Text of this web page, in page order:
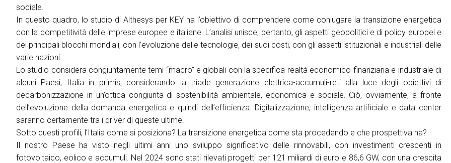
VISITARE
Perchè visitare
Info utili visitatori
Catalogo espositori
Area riservata visitatori
Biglietti
EVENTI
On Demand
Call for paper
Comitato Tecnico Scientifico
Palinsesto Convegnistico
sociale.
In questo quadro, lo studio di Althesys per KEY ha l’obiettivo di comprendere come coniugare la transizione energetica
con la competitività delle imprese europee e italiane. L’analisi unisce, pertanto, gli aspetti geopolitici e di policy europei e
dei principali blocchi mondiali, con l’evoluzione delle tecnologie, dei suoi costi, con gli assetti istituzionali e industriali delle
varie nazioni.
Lo studio considera congiuntamente temi “macro” e globali con la specifica realtà economico-finanziaria e industriale di
alcuni Paesi, Italia in primis, considerando la triade generazione elettrica-accumuli-reti alla luce degli obiettivi di
decarbonizzazione in un’ottica congiunta di sostenibilità ambientale, economica e sociale. Ciò, ovviamente, a fronte
dell’evoluzione della domanda energetica e quindi dell’efficienza. Digitalizzazione, intelligenza artificiale e data center
saranno certamente tra i driver di queste ultime.
Sotto questi profili, l’Italia come si posiziona? La transizione energetica come sta procedendo e che prospettiva ha?
Il nostro Paese ha visto negli ultimi anni uno sviluppo significativo delle rinnovabili, con investimenti crescenti in
fotovoltaico, eolico e accumuli. Nel 2024 sono stati rilevati progetti per 121 miliardi di euro e 86,6 GW, con una crescita